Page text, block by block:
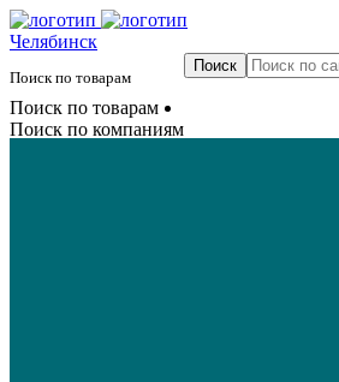
Челябинск
Поиск по товарам
Поиск по товарам
Поиск по компаниям